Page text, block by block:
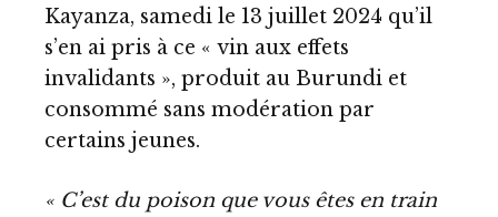
Kayanza, samedi le 13 juillet 2024 qu’il
s’en ai pris à ce « vin aux effets
invalidants », produit au Burundi et
consommé sans modération par
certains jeunes.
« C’est du poison que vous êtes en train